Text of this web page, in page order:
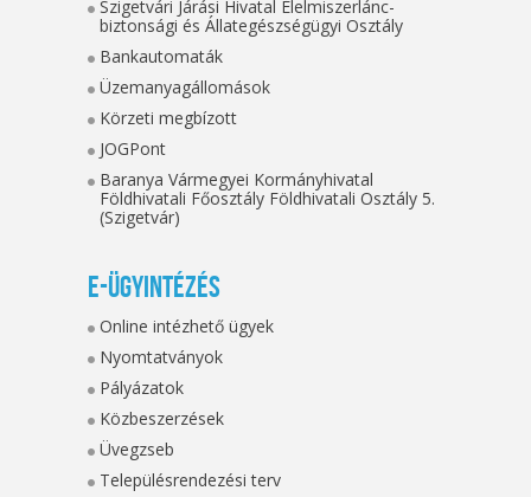
Szigetvári Járási Hivatal Élelmiszerlánc-
biztonsági és Állategészségügyi Osztály
Bankautomaták
Üzemanyagállomások
Körzeti megbízott
JOGPont
Baranya Vármegyei Kormányhivatal
Földhivatali Főosztály Földhivatali Osztály 5.
(Szigetvár)
E-ügyintézés
Online intézhető ügyek
Nyomtatványok
Pályázatok
Közbeszerzések
Üvegzseb
Településrendezési terv